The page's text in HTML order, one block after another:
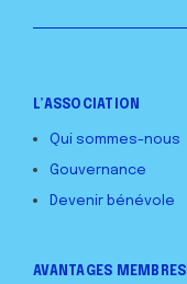
L’ASSOCIATION
Qui sommes-nous
Gouvernance
Devenir bénévole
AVANTAGES MEMBRES